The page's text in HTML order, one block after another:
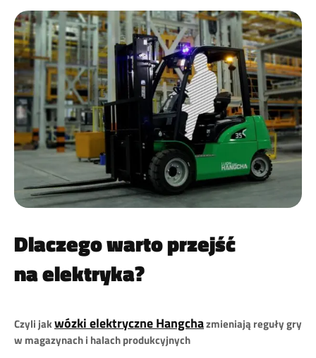
Dlaczego warto przejść
na elektryka?
Czyli jakwózki elektryczne Hangchazmieniają reguły gry
w magazynach i halach produkcyjnych